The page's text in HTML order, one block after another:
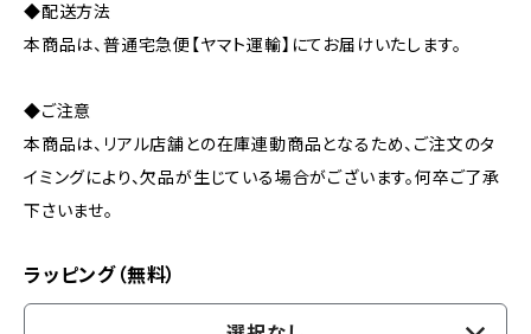
◆配送方法
本商品は、普通宅急便【ヤマト運輸】にてお届けいたします。
◆ご注意
本商品は、リアル店舗との在庫連動商品となるため、ご注文のタ
イミングにより、欠品が生じている場合がございます。何卒ご了承
下さいませ。
ラッピング（無料）